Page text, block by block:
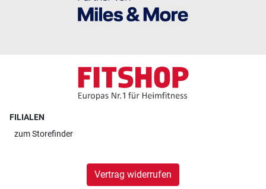
FILIALEN
zumStorefinder
Vertrag widerrufen